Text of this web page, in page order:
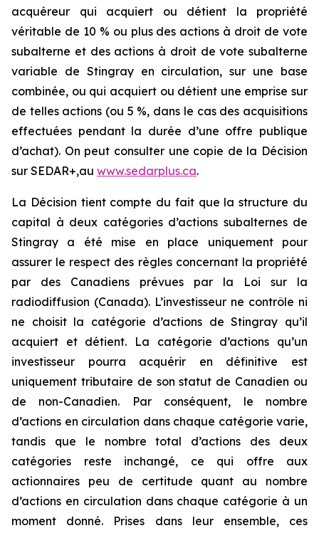
acquéreur qui acquiert ou détient la propriété
véritable de 10 % ou plus des actions à droit de vote
subalterne et des actions à droit de vote subalterne
variable de Stingray en circulation, sur une base
combinée, ou qui acquiert ou détient une emprise sur
de telles actions (ou 5 %, dans le cas des acquisitions
effectuées pendant la durée d’une offre publique
d’achat). On peut consulter une copie de la Décision
sur SEDAR+,au www.sedarplus.ca.
La Décision tient compte du fait que la structure du
capital à deux catégories d’actions subalternes de
Stingray a été mise en place uniquement pour
assurer le respect des règles concernant la propriété
par des Canadiens prévues par la Loi sur la
radiodiffusion (Canada). L’investisseur ne contrôle ni
ne choisit la catégorie d’actions de Stingray qu’il
acquiert et détient. La catégorie d’actions qu’un
investisseur pourra acquérir en définitive est
uniquement tributaire de son statut de Canadien ou
de non-Canadien. Par conséquent, le nombre
d’actions en circulation dans chaque catégorie varie,
tandis que le nombre total d’actions des deux
catégories reste inchangé, ce qui offre aux
actionnaires peu de certitude quant au nombre
d’actions en circulation dans chaque catégorie à un
moment donné. Prises dans leur ensemble, ces